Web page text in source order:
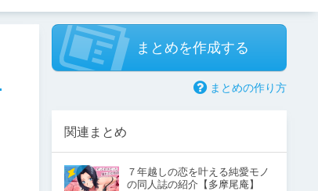
まとめを作成する
まとめの作り方
関連まとめ
７年越しの恋を叶える純愛モノ
の同人誌の紹介【多摩尾庵】